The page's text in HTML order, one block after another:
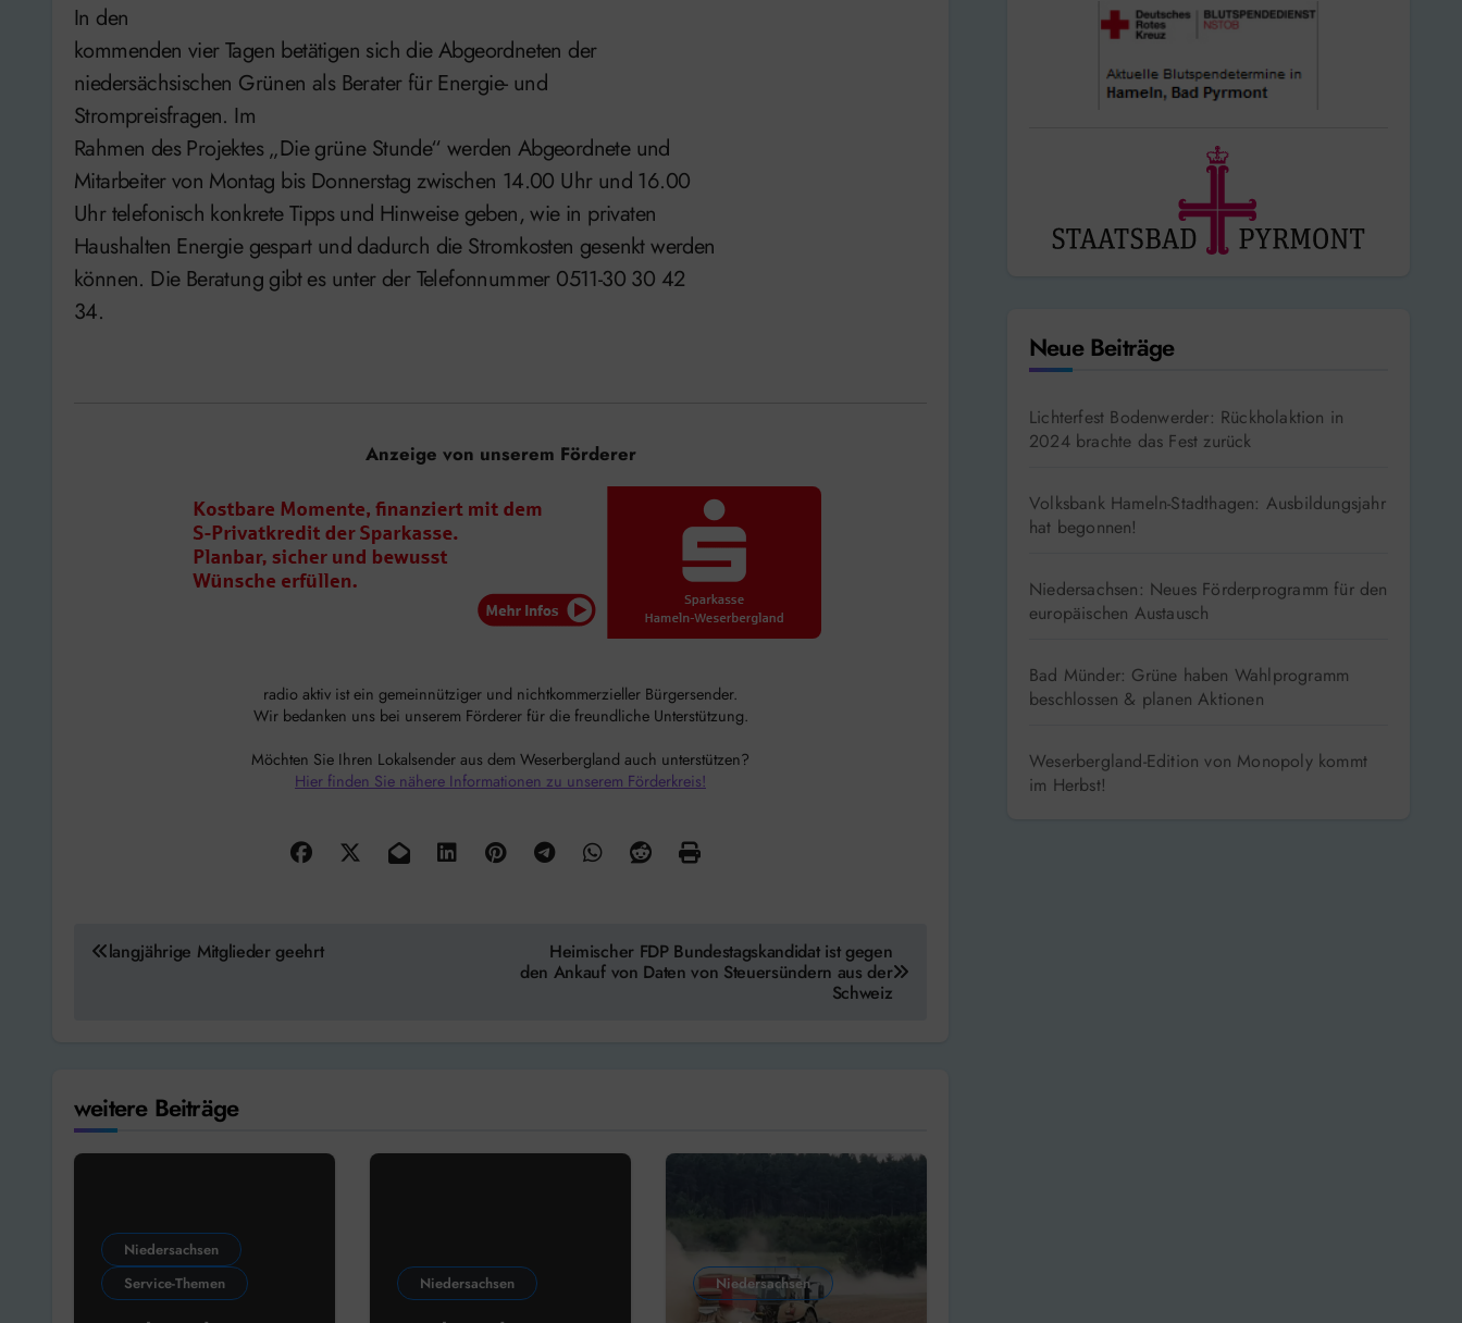
In den
kommenden vier Tagen betätigen sich die Abgeordneten der
niedersächsischen Grünen als Berater für Energie- und
Strompreisfragen. Im
Rahmen des Projektes „Die grüne Stunde“ werden Abgeordnete und
Mitarbeiter von Montag bis Donnerstag zwischen 14.00 Uhr und 16.00
Uhr telefonisch konkrete Tipps und Hinweise geben, wie in privaten
Haushalten Energie gespart und dadurch die Stromkosten gesenkt werden
können. Die Beratung gibt es unter der Telefonnummer 0511-30 30 42
34.
Anzeige von unserem Förderer
radio aktiv ist ein gemeinnütziger und nichtkommerzieller Bürgersender.
Wir bedanken uns bei unserem Förderer für die freundliche Unterstützung.
Möchten Sie Ihren Lokalsender aus dem Weserbergland auch unterstützen?
Hier finden Sie nähere Informationen zu unserem Förderkreis!
Beitragsnavigation
langjährige Mitglieder geehrt
Heimischer FDP Bundestagskandidat ist gegen
den Ankauf von Daten von Steuersündern aus der
Schweiz
weitere Beiträge
Niedersachsen
Service-Themen
Niedersachsen Niedersachsen
Neue Beiträge
Lichterfest Bodenwerder: Rückholaktion in
2024 brachte das Fest zurück
Volksbank Hameln-Stadthagen: Ausbildungsjahr
hat begonnen!
Niedersachsen: Neues Förderprogramm für den
europäischen Austausch
Bad Münder: Grüne haben Wahlprogramm
beschlossen & planen Aktionen
Weserbergland-Edition von Monopoly kommt
im Herbst!